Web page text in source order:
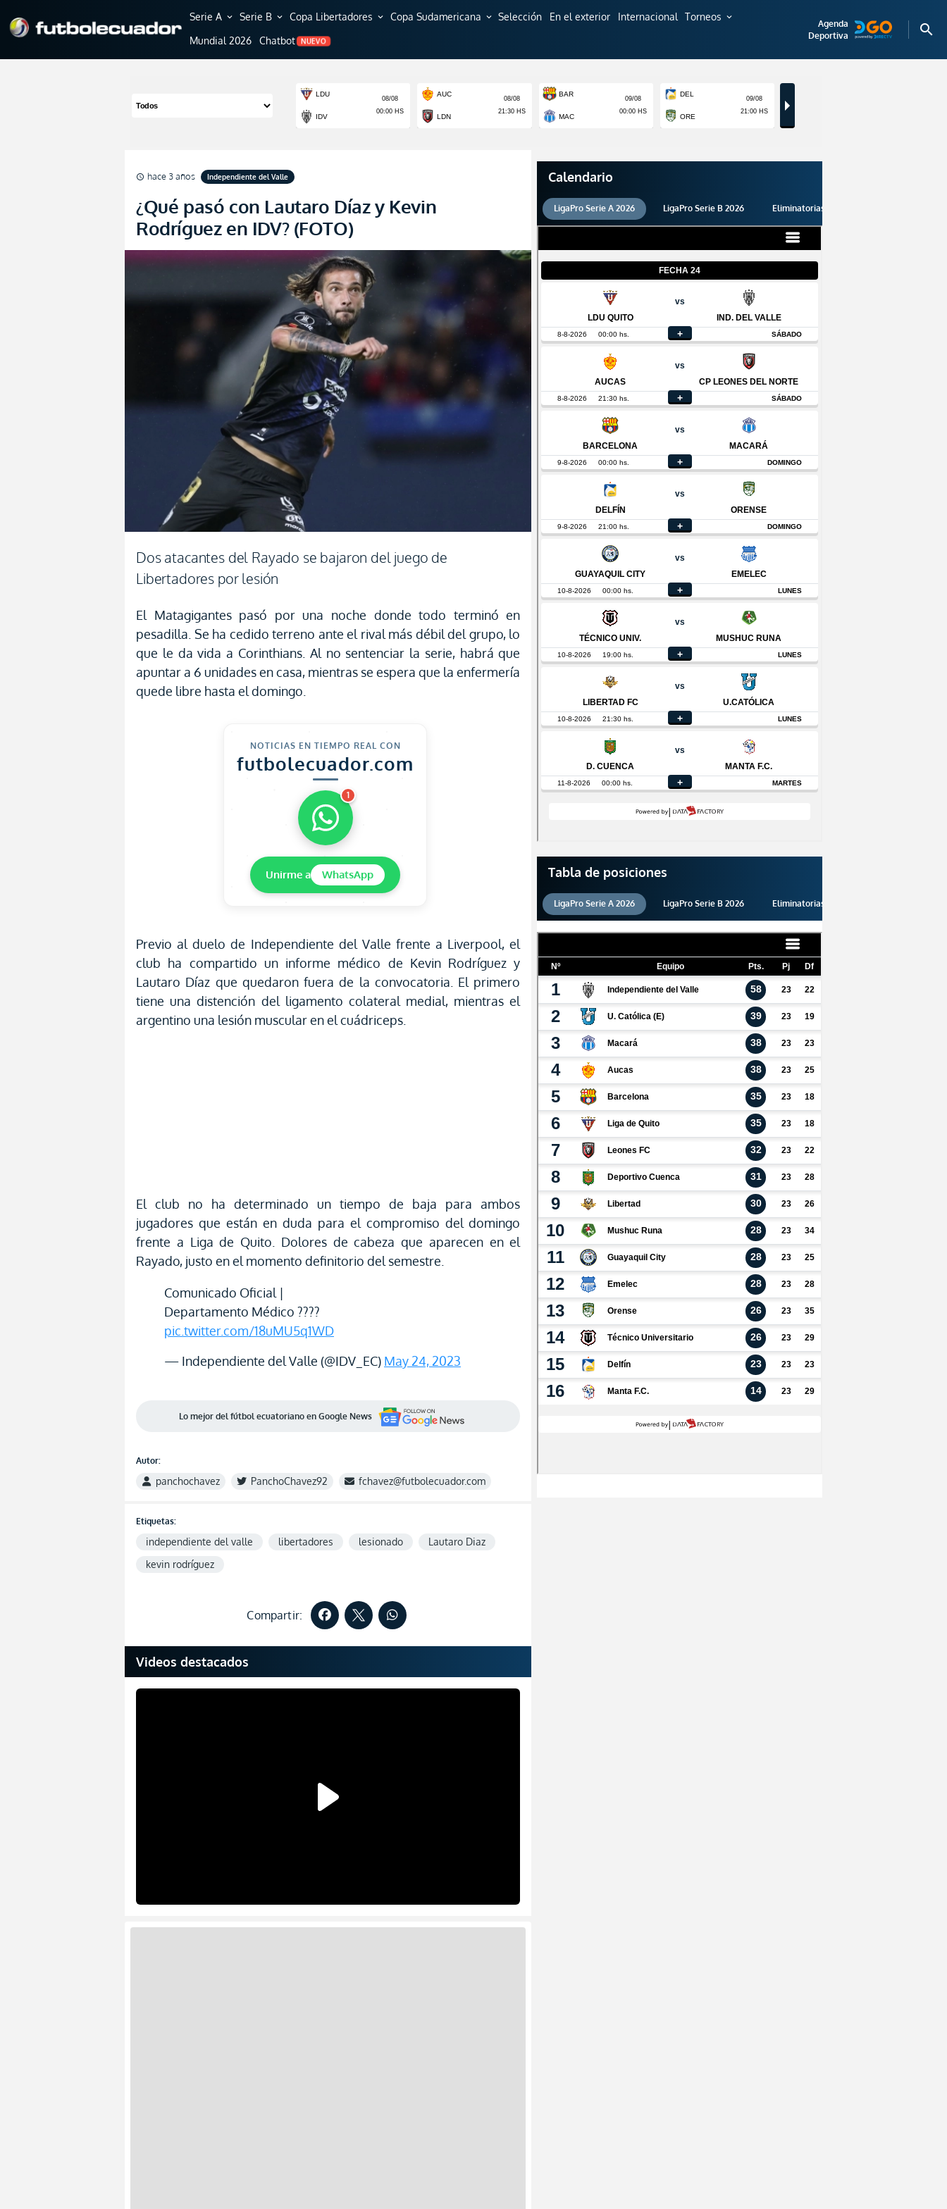
Serie A expand_more Serie B expand_more Copa Libertadores expand_more Copa Sudamericana expand_more Selección En el exterior Internacional Torneos expand_more
Mundial 2026 Chatbot NUEVO
Agenda
Deportiva
search
schedule hace 3 años Independiente del Valle
¿Qué pasó con Lautaro Díaz y Kevin
Rodríguez en IDV? (FOTO)
Dos atacantes del Rayado se bajaron del juego de
Libertadores por lesión
El Matagigantes pasó por una noche donde todo terminó en
pesadilla. Se ha cedido terreno ante el rival más débil del grupo, lo
que le da vida a Corinthians. Al no sentenciar la serie, habrá que
apuntar a 6 unidades en casa, mientras se espera que la enfermería
quede libre hasta el domingo.
NOTICIAS EN TIEMPO REAL CON
futbolecuador.com
1
Unirme a WhatsApp
Previo al duelo de Independiente del Valle frente a Liverpool, el
club ha compartido un informe médico de Kevin Rodríguez y
Lautaro Díaz que quedaron fuera de la convocatoria. El primero
tiene una distención del ligamento colateral medial, mientras el
argentino una lesión muscular en el cuádriceps.
El club no ha determinado un tiempo de baja para ambos
jugadores que están en duda para el compromiso del domingo
frente a Liga de Quito. Dolores de cabeza que aparecen en el
Rayado, justo en el momento definitorio del semestre.
Comunicado Oficial |
Departamento Médico ????
pic.twitter.com/18uMU5q1WD
— Independiente del Valle (@IDV_EC) May 24, 2023
Lo mejor del fútbol ecuatoriano en Google News
Autor:
panchochavez PanchoChavez92 fchavez@futbolecuador.com
Etiquetas:
independiente del valle libertadores lesionado
Lautaro Diaz
kevin rodríguez
Compartir:
Videos destacados
Calendario
LigaPro Serie A 2026 LigaPro Serie B 2026 Eliminatorias 2026
Tabla de posiciones
LigaPro Serie A 2026 LigaPro Serie B 2026 Eliminatorias 2026